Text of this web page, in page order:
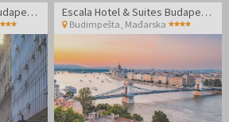
Escala Hotel & Suites Budapest - Porodični odmor Escala Hotel & Suites Budapest - Odmor u Budimpešti
Budimpešta, Mađarska